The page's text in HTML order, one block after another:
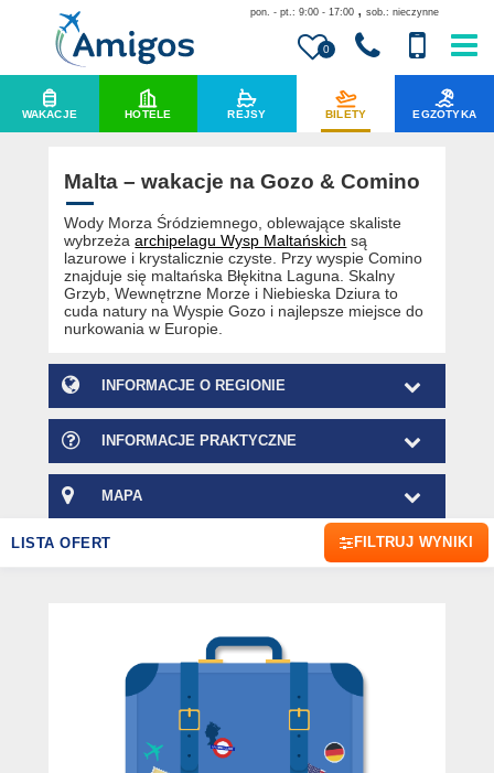
0
pon. - pt.: 9:00 - 17:00 , sob.: nieczynne
WAKACJE HOTELE REJSY BILETY EGZOTYKA
Malta – wakacje na Gozo & Comino
Wody Morza Śródziemnego, oblewające skaliste
wybrzeżaarchipelagu Wysp Maltańskich są
lazurowe i krystalicznie czyste. Przy wyspie Comino
znajduje się maltańska Błękitna Laguna. Skalny
Grzyb, Wewnętrzne Morze i Niebieska Dziura to
cuda natury na Wyspie Gozo i najlepsze miejsce do
nurkowania w Europie.
INFORMACJE O REGIONIE
INFORMACJE PRAKTYCZNE
MAPA
LISTA OFERT FILTRUJ WYNIKI